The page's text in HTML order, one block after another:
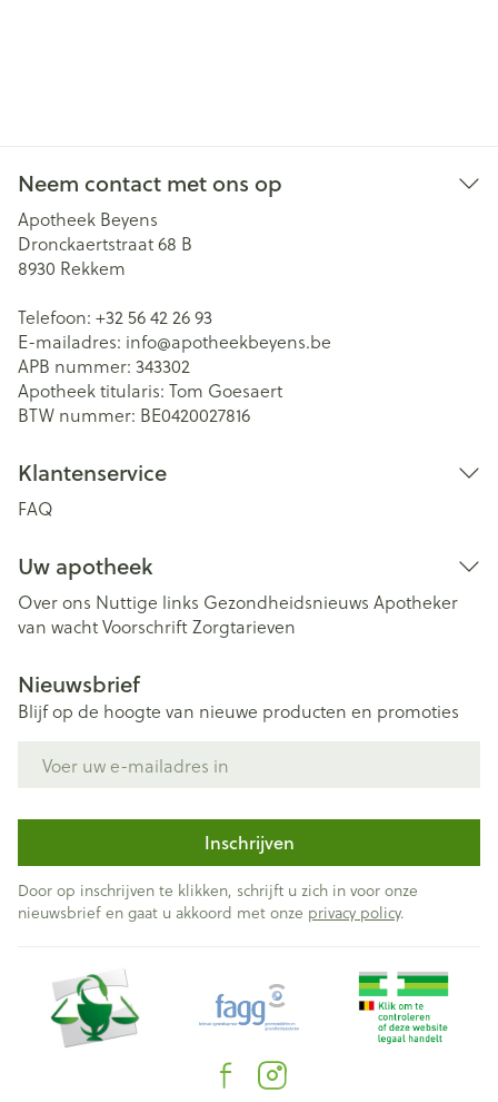
Neem contact met ons op
Apotheek Beyens
Dronckaertstraat 68 B
8930 Rekkem
Telefoon: +32 56 42 26 93
E-mailadres: info@apotheekbeyens.be
APB nummer: 343302
Apotheek titularis: Tom Goesaert
BTW nummer: BE0420027816
Klantenservice
FAQ
Uw apotheek
Over ons Nuttige links Gezondheidsnieuws Apotheker
van wachtVoorschriftZorgtarieven
Nieuwsbrief
Blijf op de hoogte van nieuwe producten en promoties
Inschrijven
Door op inschrijven te klikken, schrijft u zich in voor onze
nieuwsbrief en gaat u akkoord met onze privacy policy.